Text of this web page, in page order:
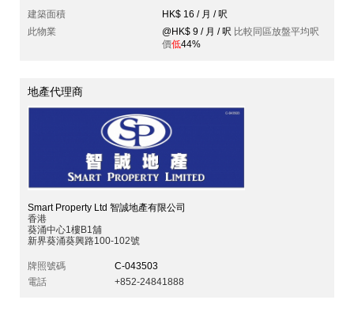
建築面積
HK$ 16 / 月 / 呎
此物業
@HK$ 9 / 月 / 呎 比較同區放盤平均呎
價低44%
地產代理商
Smart Property Ltd 智誠地產有限公司
香港
葵涌中心1樓B1舖
新界葵涌葵興路100-102號
牌照號碼
C-043503
電話
+852-24841888